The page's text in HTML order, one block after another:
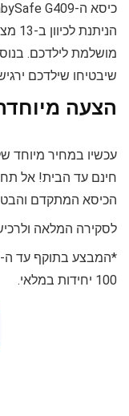
מושלמת לילדכם.
שיבטיחו שילדכם
הצעה
חינם עד הבית! אל
הכיסא המתקדם
לסקירה המלאה
100 יחידות במלאי.